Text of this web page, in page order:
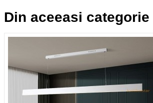
Din aceeasi categorie